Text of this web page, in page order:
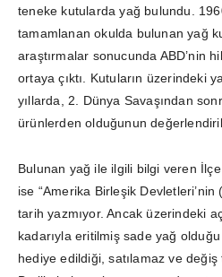
teneke kutularda yağ bulundu.
tamamlanan okulda bulunan yağ
araştırmalar sonucunda ABD’nin
ortaya çıktı. Kutuların üzerindeki
yıllarda, 2. Dünya Savaşından
ürünlerden olduğunun
Bulunan yağ ile ilgili bilgi veren
ise “Amerika Birleşik
tarih yazmıyor. Ancak üzerindeki
kadarıyla eritilmiş sade yağ
hediye edildiği, satılamaz ve değiş